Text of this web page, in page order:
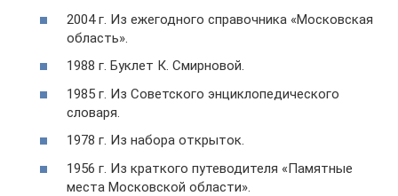
2004 г. Из ежегодного справочника «Московская
область».
1988 г. Буклет К. Смирновой.
1985 г. Из Советского энциклопедического
словаря.
1978 г. Из набора открыток.
1956 г. Из краткого путеводителя «Памятные
места Московской области».